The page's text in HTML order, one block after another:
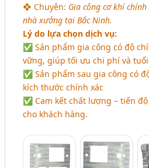
❖ Chuyên: Gia công cơ khí
nhà xưởng tại Bắc Ninh.
Lý do lựa chọn dịch vụ:
✅ Sản phẩm gia công có độ
vững, giúp tối ưu chi phí và
✅ Sản phẩm sau gia công có
kích thước chính xác
✅ Cam kết chất lượng – tiến
cho khách hàng.